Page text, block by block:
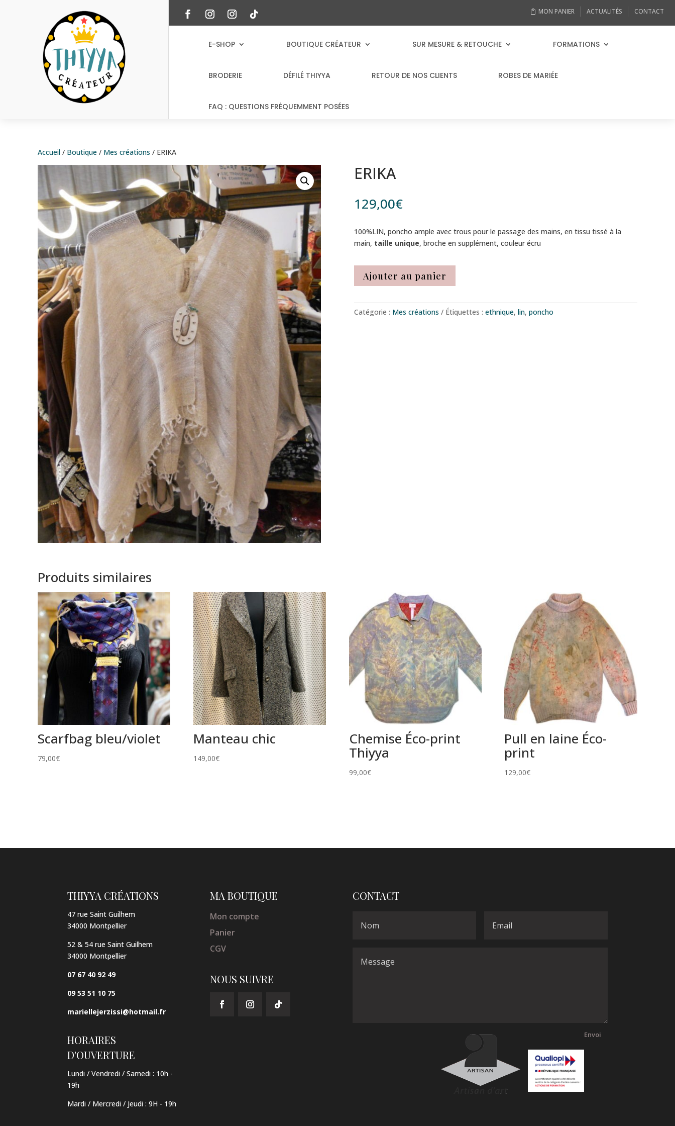
MON PANIER ACTUALITÉS CONTACT
E-SHOP BOUTIQUE CRÉATEUR SUR MESURE & RETOUCHE FORMATIONS
BRODERIE DÉFILÉ THIYYA RETOUR DE NOS CLIENTS ROBES DE MARIÉE
FAQ : QUESTIONS FRÉQUEMMENT POSÉES
Accueil / Boutique / Mes créations / ERIKA
ERIKA
129,00€
100%LIN, poncho ample avec trous pour le passage des mains, en tissu tissé à la
main, taille unique, broche en supplément, couleur écru
Ajouter au panier
Catégorie : Mes créations Étiquettes : ethnique, lin, poncho
Produits similaires
Scarfbag bleu/violet
79,00€
Manteau chic
149,00€
Chemise Éco-print
Thiyya
99,00€
Pull en laine Éco-
print
129,00€
THIYYA CRÉATIONS
47 rue Saint Guilhem
34000 Montpellier
52 & 54 rue Saint Guilhem
34000 Montpellier
07 67 40 92 49
09 53 51 10 75
mariellejerzissi@hotmail.fr
HORAIRES
D'OUVERTURE
Lundi / Vendredi / Samedi : 10h -
19h
Mardi / Mercredi / Jeudi:9H - 19h
MA BOUTIQUE
Mon compte
Panier
CGV
NOUS SUIVRE
CONTACT
Envoi